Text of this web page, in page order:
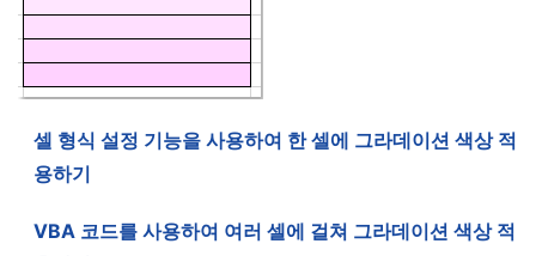
셀 형식 설정 기능을 사용하여 한 셀에 그라데이션 색상 적
용하기
VBA 코드를 사용하여 여러 셀에 걸쳐 그라데이션 색상 적